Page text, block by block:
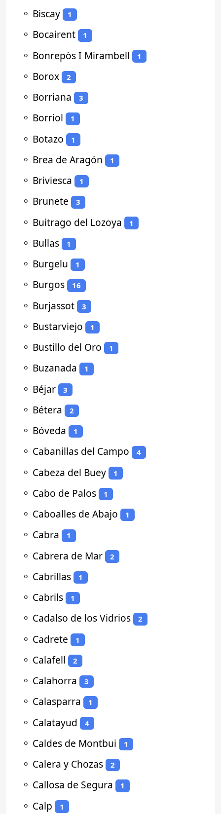
⚬ Biscay 1
⚬ Bocairent 1
⚬ Bonrepòs I Mirambell 1
⚬ Borox 2
⚬ Borriana 3
⚬ Borriol 1
⚬ Botazo 1
⚬ Brea de Aragón 1
⚬ Briviesca 1
⚬ Brunete 3
⚬ Buitrago del Lozoya 1
⚬ Bullas 1
⚬ Burgelu 1
⚬ Burgos 16
⚬ Burjassot 3
⚬ Bustarviejo 1
⚬ Bustillo del Oro 1
⚬ Buzanada 1
⚬ Béjar 3
⚬ Bétera 2
⚬ Bóveda 1
⚬ Cabanillas del Campo 4
⚬ Cabeza del Buey 1
⚬ Cabo de Palos 1
⚬ Caboalles de Abajo 1
⚬ Cabra 1
⚬ Cabrera de Mar 2
⚬ Cabrillas 1
⚬ Cabrils 1
⚬ Cadalso de los Vidrios 2
⚬ Cadrete 1
⚬ Calafell 2
⚬ Calahorra 3
⚬ Calasparra 1
⚬ Calatayud 4
⚬ Caldes de Montbui 1
⚬ Calera y Chozas 2
⚬ Callosa de Segura 1
⚬ Calp 1